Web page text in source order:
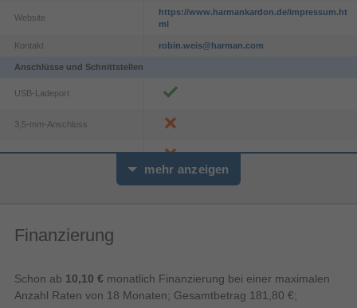
Website
https://www.harmankardon.de/impressum.ht
ml
Kontakt robin.weis@harman.com
Anschlüsse und Schnittstellen
USB-Ladeport
3,5-mm-Anschluss
WLAN
Aux-Eingang
Übertragungstechnik
mehr anzeigen
Finanzierung
Schon ab 10,10 € monatlich Finanzierung bei einer maximalen
Anzahl Raten von 18 Monaten; Gesamtbetrag 181,80 €;